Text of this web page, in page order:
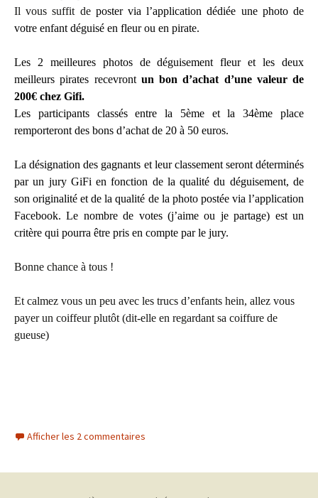
Il vous suffit de poster via l’application dédiée une photo de
votre enfant déguisé en fleur ou en pirate.
Les 2 meilleures photos de déguisement fleur et les deux
meilleurs pirates recevront un bon d’achat d’une valeur de
200€ chez Gifi.
Les participants classés entre la 5ème et la 34ème place
remporteront des bons d’achat de 20 à 50 euros.
La désignation des gagnants et leur classement seront déterminés
par un jury GiFi en fonction de la qualité du déguisement, de
son originalité et de la qualité de la photo postée via l’application
Facebook. Le nombre de votes (j’aime ou je partage) est un
critère qui pourra être pris en compte par le jury.
Bonne chance à tous !
Et calmez vous un peu avec les trucs d’enfants hein, allez vous
payer un coiffeur plutôt (dit-elle en regardant sa coiffure de
gueuse)
Afficher les 2 commentaires